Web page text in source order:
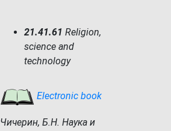
21.41.61 Religion,
science and
technology
Electronic book
Чичерин, Б.Н. Наука и